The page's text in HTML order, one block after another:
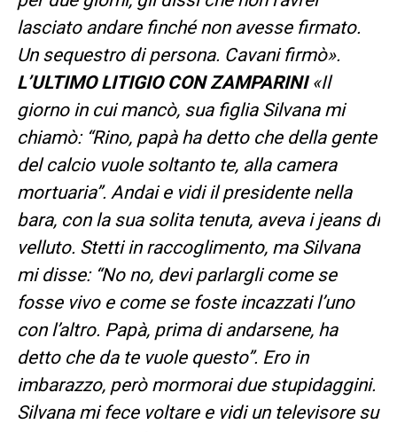
lasciato andare finché non avesse firmato.
Un sequestro di persona. Cavani firmò».
L’ULTIMO LITIGIO CON ZAMPARINI«Il
giorno in cui mancò, sua figlia Silvana mi
chiamò: “Rino, papà ha detto che della gente
del calcio vuole soltanto te, alla camera
mortuaria”. Andai e vidi il presidente nella
bara, con la sua solita tenuta, aveva i jeans di
velluto. Stetti in raccoglimento, ma Silvana
mi disse: “No no, devi parlargli come se
fosse vivo e come se foste incazzati l’uno
con l’altro. Papà, prima di andarsene, ha
detto che da te vuole questo”. Ero in
imbarazzo, però mormorai due stupidaggini.
Silvana mi fece voltare e vidi un televisore su